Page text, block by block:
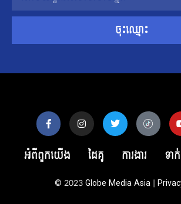
ចុះឈ្មោះ
អំពីពួកយើង ដៃគូ ការងារ ទា
© 2023Globe Media Asia |